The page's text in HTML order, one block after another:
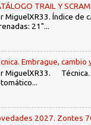
TRAIL Y
MiguelXR33. Índice de
21"...
Embrague,
MiguelXR33.
2027. Zontes